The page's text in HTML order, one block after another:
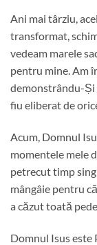
Ani mai târziu,
transformat,
vedeam marele
pentru mine. Am
demonstrându-Și
fiu eliberat de
Acum, Domnul
momentele mele
petrecut timp
mângâie pentru
a căzut toată
Domnul Isus este